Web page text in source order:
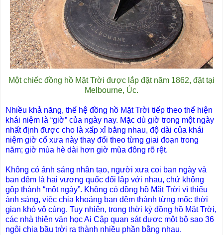
Một chiếc đồng hồ Mặt Trời được lắp đặt năm 1862, đặt tại
Melbourne, Úc.
Nhiều khả năng, thế hệ đồng hồ Mặt Trời tiếp theo thể hiện
khái niệm là “giờ” của ngày nay. Mặc dù giờ trong một ngày
nhất định được cho là xấp xỉ bằng nhau, độ dài của khái
niệm giờ cổ xưa này thay đổi theo từng giai đoạn trong
năm; giờ mùa hè dài hơn giờ mùa đông rõ rệt.
Không có ánh sáng nhân tạo, người xưa coi ban ngày và
ban đêm là hai vương quốc đối lập với nhau, chứ không
gộp thành “một ngày”. Không có đồng hồ Mặt Trời vì thiếu
ánh sáng, việc chia khoảng ban đêm thành từng mốc thời
gian khó vô cùng. Tuy nhiên, trong thời kỳ đồng hồ Mặt Trời,
các nhà thiên văn học Ai Cập quan sát được một bộ sao 36
ngôi chia bầu trời ra thành nhiều phần bằng nhau.